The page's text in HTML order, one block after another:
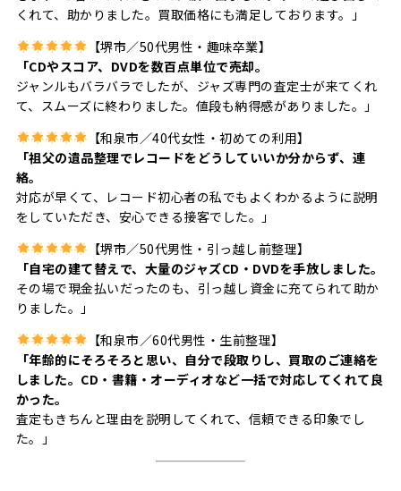
くれて、助かりました。買取価格にも満足しております。」
【堺市／50代男性・趣味卒業】
「CDやスコア、DVDを数百点単位で売却。
ジャンルもバラバラでしたが、ジャズ専門の査定士が来てくれ
て、スムーズに終わりました。値段も納得感がありました。」
【和泉市／40代女性・初めての利用】
「祖父の遺品整理でレコードをどうしていいか分からず、連
絡。
対応が早くて、レコード初心者の私でもよくわかるように説明
をしていただき、安心できる接客でした。」
【堺市／50代男性・引っ越し前整理】
「自宅の建て替えで、大量のジャズCD・DVDを手放しました。
その場で現金払いだったのも、引っ越し資金に充てられて助か
りました。」
【和泉市／60代男性・生前整理】
「年齢的にそろそろと思い、自分で段取りし、買取のご連絡を
しました。CD・書籍・オーディオなど一括で対応してくれて良
かった。
査定もきちんと理由を説明してくれて、信頼できる印象でし
た。」